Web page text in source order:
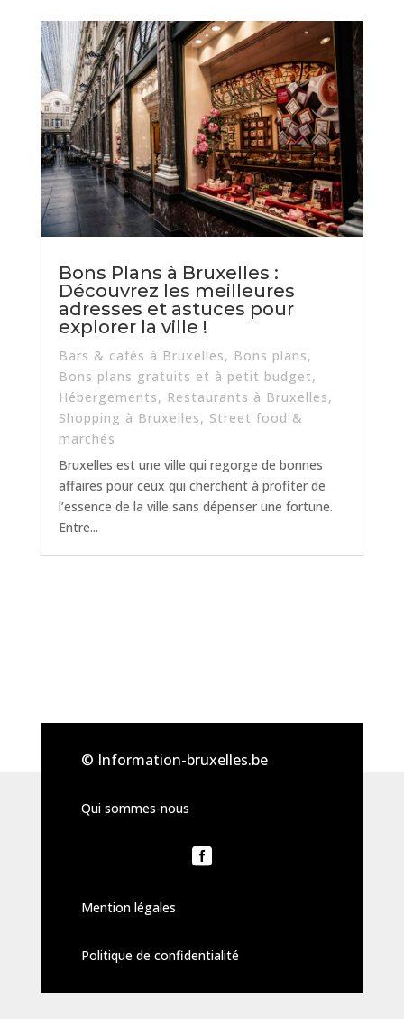
Bons Plans à Bruxelles :
Découvrez les meilleures
adresses et astuces pour
explorer la ville !
Bars & cafés à Bruxelles, Bons plans,
Bons plans gratuits et à petit budget,
Hébergements, Restaurants à Bruxelles,
Shopping à Bruxelles, Street food &
marchés
Bruxelles est une ville qui regorge de bonnes
affaires pour ceux qui cherchent à profiter de
l’essence de la ville sans dépenser une fortune.
Entre...
© Information-bruxelles.be
Qui sommes-nous

Mention légales
Politique de confidentialité